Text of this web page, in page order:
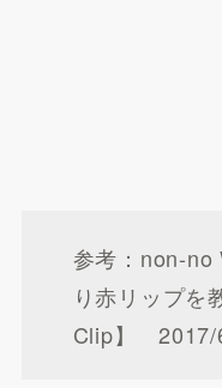
参考：non-
り赤リップを
Clip】 2017/